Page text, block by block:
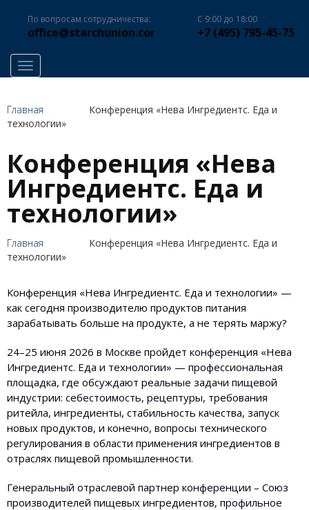
По вопросам сотрудничества:
office@starchunion.com
С 9:00 до 18:00
+7 (495) 795-45-75
Toggle navigation
Главная
Конференция «Нева Ингредиентс. Еда и
технологии»
Конференция «Нева
Ингредиентс. Еда и
технологии»
Главная
Конференция «Нева Ингредиентс. Еда и
технологии»
Конференция «Нева Ингредиентс. Еда и технологии» —
как сегодня производителю продуктов питания
зарабатывать больше на продукте, а не терять маржу?
24–25 июня 2026 в Москве пройдет конференция «Нева
Ингредиентс. Еда и технологии» — профессиональная
площадка, где обсуждают реальные задачи пищевой
индустрии: себестоимость, рецептуры, требования
ритейла, ингредиенты, стабильность качества, запуск
новых продуктов, и конечно, вопросы технического
регулирования в области применения ингредиентов в
отраслях пищевой промышленности.
Генеральный отраслевой партнер конференции – Союз
производителей пищевых ингредиентов, профильное